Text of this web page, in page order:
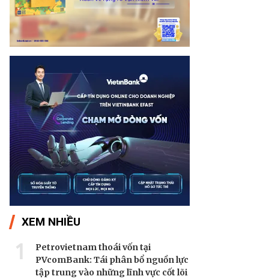
XEM NHIỀU
1
Petrovietnam thoái vốn tại
PVcomBank: Tái phân bổ nguồn lực
tập trung vào những lĩnh vực cốt lõi